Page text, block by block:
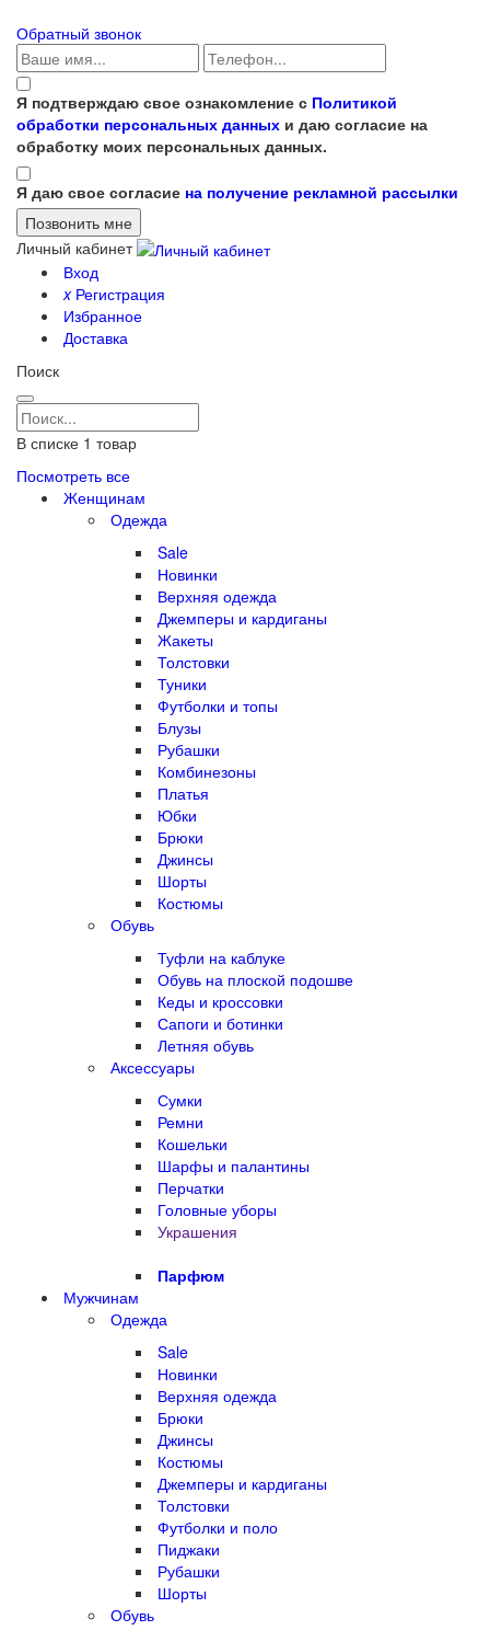
Обратный звонок
Я подтверждаю свое ознакомление с Политикой
обработки персональных данных и даю согласие на
обработку моих персональных данных.
Я даю свое согласие на получение рекламной рассылки
Личный кабинет
Вход
xРегистрация
Избранное
Доставка
Поиск
В списке 1 товар
Посмотреть все
Женщинам
Одежда
Sale
Новинки
Верхняя одежда
Джемперы и кардиганы
Жакеты
Толстовки
Туники
Футболки и топы
Блузы
Рубашки
Комбинезоны
Платья
Юбки
Брюки
Джинсы
Шорты
Костюмы
Обувь
Туфли на каблуке
Обувь на плоской подошве
Кеды и кроссовки
Сапоги и ботинки
Летняя обувь
Аксессуары
Сумки
Ремни
Кошельки
Шарфы и палантины
Перчатки
Головные уборы
Украшения
Парфюм
Мужчинам
Одежда
Sale
Новинки
Верхняя одежда
Брюки
Джинсы
Костюмы
Джемперы и кардиганы
Толстовки
Футболки и поло
Пиджаки
Рубашки
Шорты
Обувь